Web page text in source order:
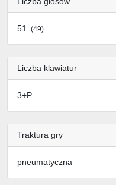
51 (49)
Liczba klawiatur
3+P
Traktura gry
pneumatyczna